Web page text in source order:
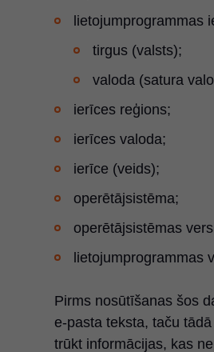
lietojumprogrammas
tirgus (valsts);
valoda (satura
ierīces reģions;
ierīces valoda;
ierīce (veids);
operētājsistēma;
operētājsistēmas
lietojumprogrammas
Pirms nosūtīšanas šos
e-pasta teksta, taču
trūkt informācijas, kas